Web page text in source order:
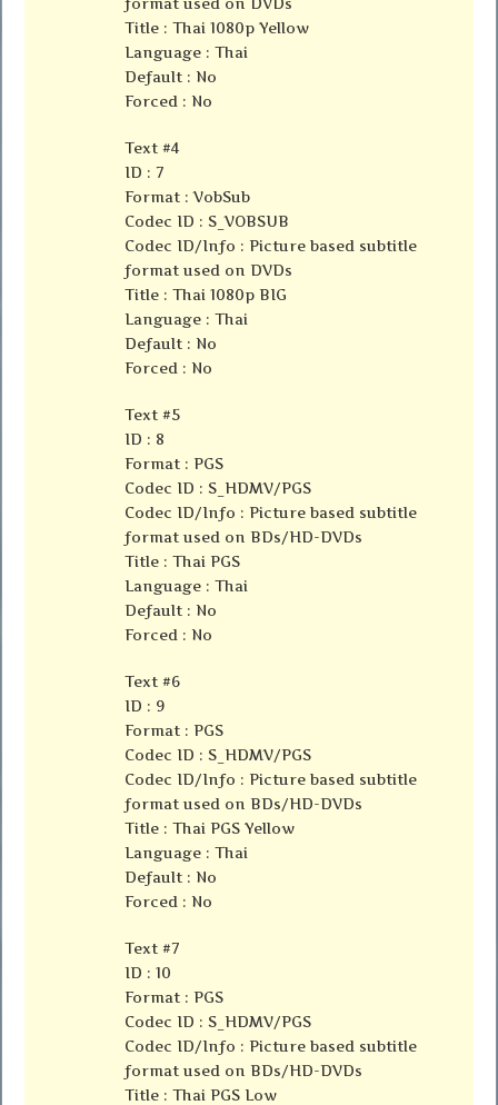
Title : Thai 1080p Yellow
Language : Thai
Default : No
Forced : No
Text #4
ID : 7
Format : VobSub
Codec ID : S_VOBSUB
Codec ID/Info : Picture based subtitle
format used on DVDs
Title : Thai 1080p BIG
Language : Thai
Default : No
Forced : No
Text #5
ID : 8
Format : PGS
Codec ID : S_HDMV/PGS
Codec ID/Info : Picture based subtitle
format used on BDs/HD-DVDs
Title : Thai PGS
Language : Thai
Default : No
Forced : No
Text #6
ID : 9
Format : PGS
Codec ID : S_HDMV/PGS
Codec ID/Info : Picture based subtitle
format used on BDs/HD-DVDs
Title : Thai PGS Yellow
Language : Thai
Default : No
Forced : No
Text #7
ID : 10
Format : PGS
Codec ID : S_HDMV/PGS
Codec ID/Info : Picture based subtitle
format used on BDs/HD-DVDs
Title : Thai PGS Low